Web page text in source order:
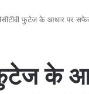
फुटेज के आधार पर सफेद
फुटेज के